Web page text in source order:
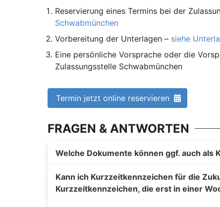
Reservierung eines Termins bei der
Schwabmünchen
Vorbereitung der Unterlagen – siehe
Eine persönliche Vorsprache oder die
Zulassungsstelle Schwabmünchen
Termin jetzt online reservieren
FRAGEN & ANTWORTEN
Welche Dokumente können ggf. auch als
Kann ich Kurzzeitkennzeichen für die
Kurzzeitkennzeichen, die erst in einer